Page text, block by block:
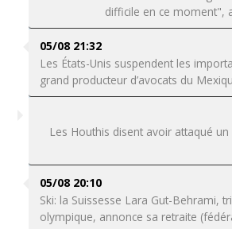
difficile en ce moment",
05/08 21:32
Les États-Unis suspendent les
grand producteur d’avocats du
Les Houthis disent avoir attaqué
05/08 20:10
Ski: la Suissesse Lara Gut-Behrami,
olympique, annonce sa retraite